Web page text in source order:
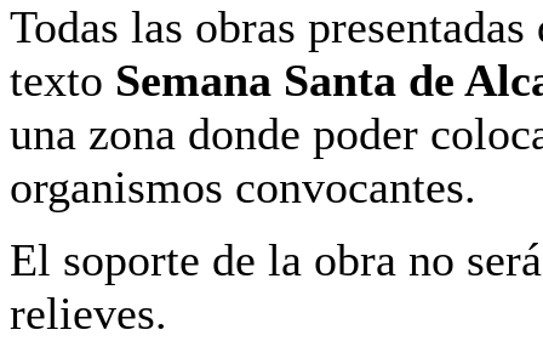
Todas las obras
texto Semana Santa de
una zona donde poder
organismos convocantes.
El soporte de la obra no
relieves.